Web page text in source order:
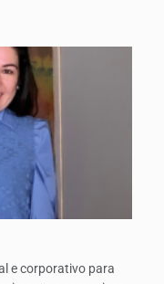
e corporativo para